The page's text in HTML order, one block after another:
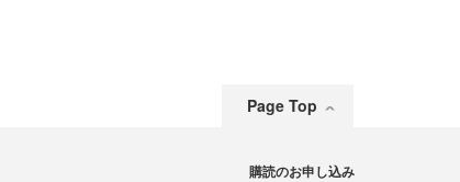
Page Top
購読のお申し込み